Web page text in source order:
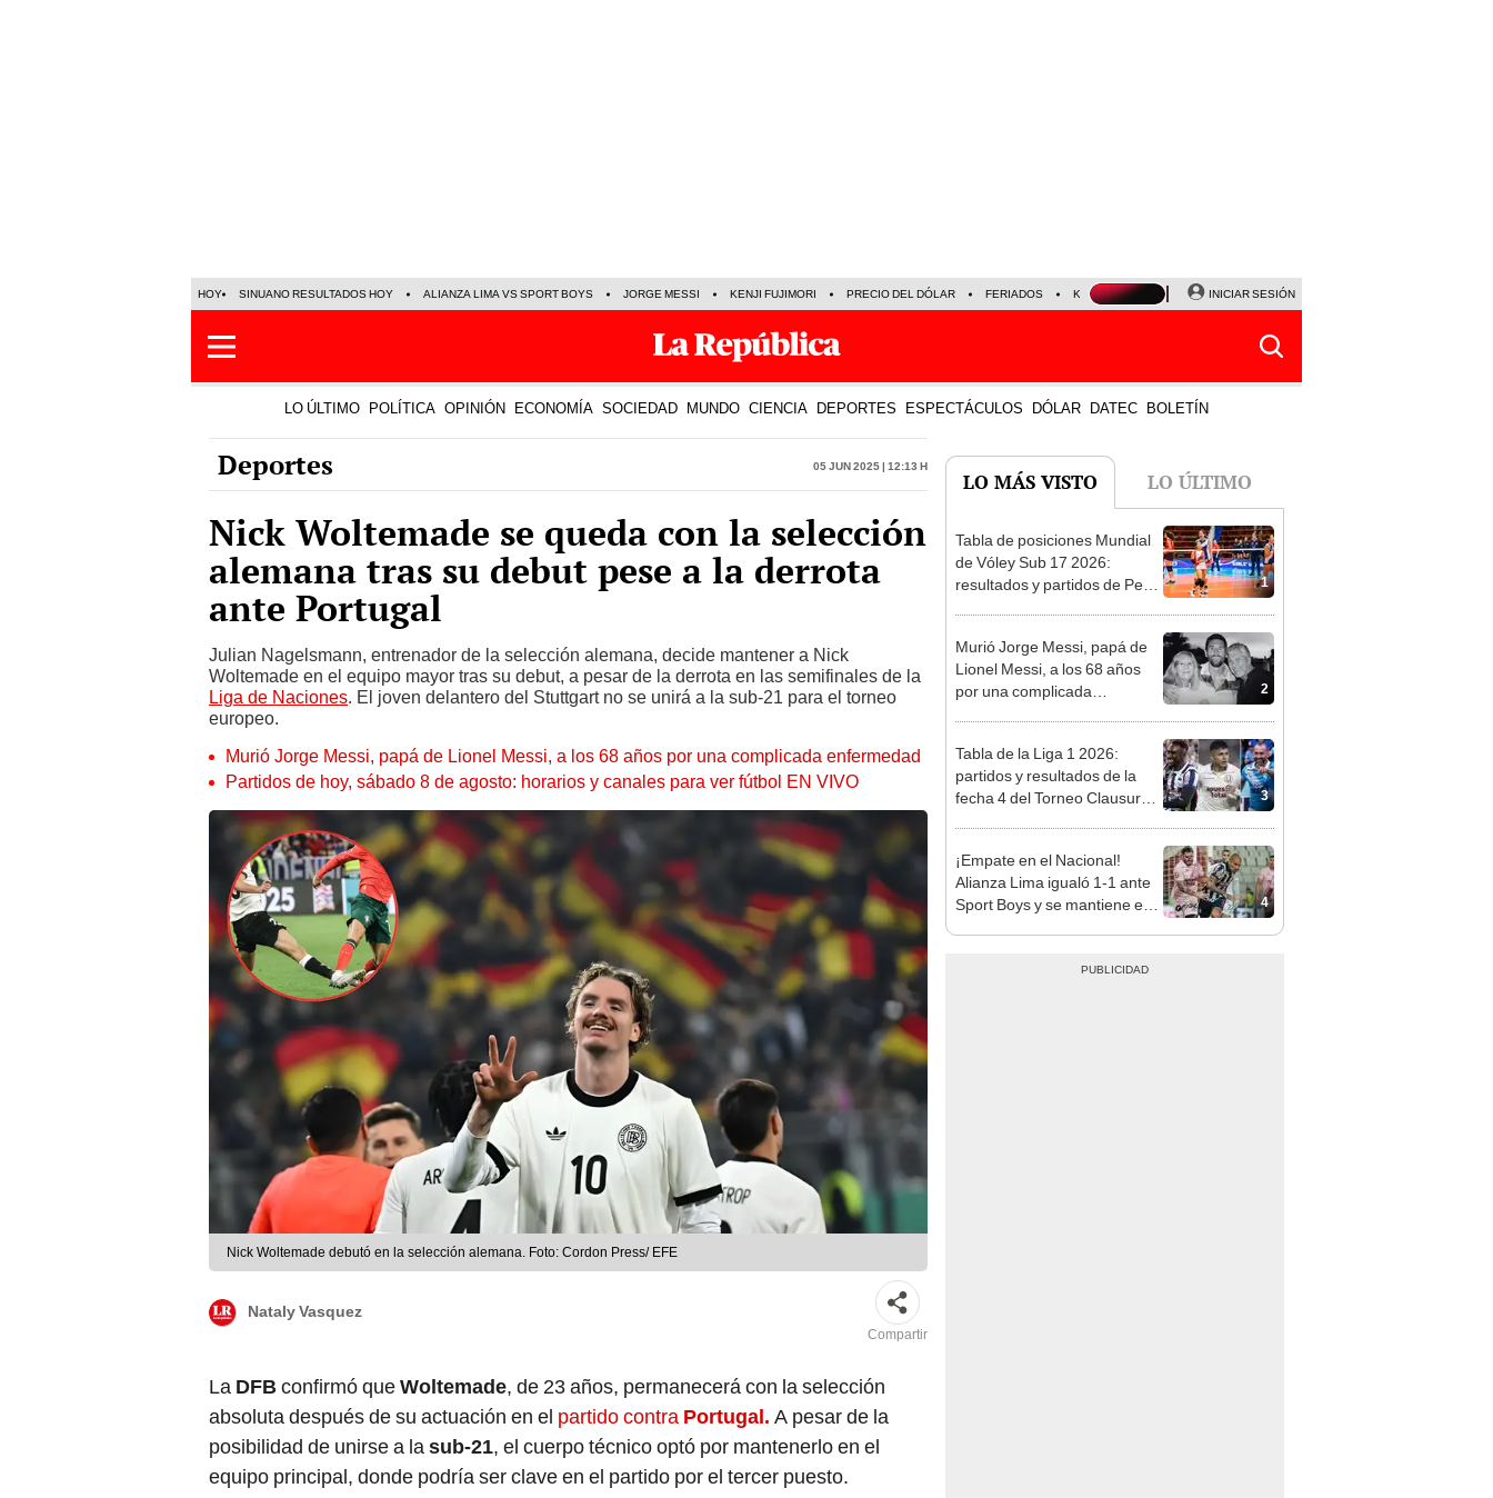
HOY SINUANO RESULTADOS HOY ALIANZA LIMA VS SPORT BOYS JORGE MESSI KENJI FUJIMORI PRECIO DEL DÓLAR FERIADOS KEIKO FUJIMORI NALDY SALDAÑA
INICIAR SESIÓN
LO ÚLTIMO POLÍTICA OPINIÓN ECONOMÍA SOCIEDAD MUNDO CIENCIA DEPORTES ESPECTÁCULOS DÓLAR DATEC BOLETÍN
Deportes 05 Jun 2025 | 12:13 h
Nick Woltemade se queda con la selección
alemana tras su debut pese a la derrota
ante Portugal
Julian Nagelsmann, entrenador de la selección alemana, decide mantener a Nick
Woltemade en el equipo mayor tras su debut, a pesar de la derrota en las semifinales de la
Liga de Naciones. El joven delantero del Stuttgart no se unirá a la sub-21 para el torneo
europeo.
Murió Jorge Messi, papá de Lionel Messi, a los 68 años por una complicada enfermedad
Partidos de hoy, sábado 8 de agosto: horarios y canales para ver fútbol EN VIVO
Nick Woltemade debutó en la selección alemana. Foto: Cordon Press/ EFE
Nataly Vasquez
Compartir
La DFBconfirmó queWoltemade, de 23 años, permanecerá con la selección
absoluta después de su actuación en el partido contra Portugal. A pesar de la
posibilidad de unirse a lasub-21, el cuerpo técnico optó por mantenerlo en el
equipo principal, donde podría ser clave en el partido por el tercer puesto.
LO MÁS VISTO LO ÚLTIMO
1
Tabla de posiciones Mundial
de Vóley Sub 17 2026:
resultados y partidos de Perú
2
Murió Jorge Messi, papá de
Lionel Messi, a los 68 años
por una complicada
3
Tabla de la Liga 1 2026:
partidos y resultados de la
fecha 4 del Torneo Clausura y
4
¡Empate en el Nacional!
Alianza Lima igualó 1-1 ante
Sport Boys y se mantiene en